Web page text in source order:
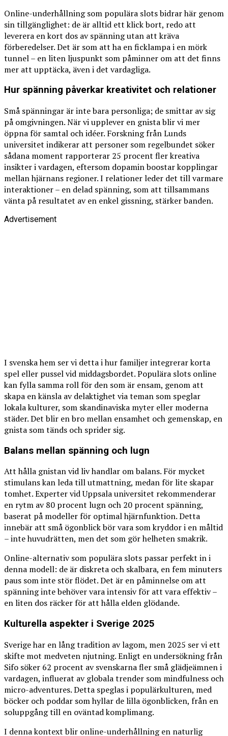
Online-underhållning som populära slots bidrar här genom
sin tillgänglighet: de är alltid ett klick bort, redo att
leverera en kort dos av spänning utan att kräva
förberedelser. Det är som att ha en ficklampa i en mörk
tunnel – en liten ljuspunkt som påminner om att det finns
mer att upptäcka, även i det vardagliga.
Hur spänning påverkar kreativitet och relationer
Små spänningar är inte bara personliga; de smittar av sig
på omgivningen. När vi upplever en gnista blir vi mer
öppna för samtal och idéer. Forskning från Lunds
universitet indikerar att personer som regelbundet söker
sådana moment rapporterar 25 procent fler kreativa
insikter i vardagen, eftersom dopamin boostar kopplingar
mellan hjärnans regioner. I relationer leder det till varmare
interaktioner – en delad spänning, som att tillsammans
vänta på resultatet av en enkel gissning, stärker banden.
Advertisement
I svenska hem ser vi detta i hur familjer integrerar korta
spel eller pussel vid middagsbordet. Populära slots online
kan fylla samma roll för den som är ensam, genom att
skapa en känsla av delaktighet via teman som speglar
lokala kulturer, som skandinaviska myter eller moderna
städer. Det blir en bro mellan ensamhet och gemenskap, en
gnista som tänds och sprider sig.
Balans mellan spänning och lugn
Att hålla gnistan vid liv handlar om balans. För mycket
stimulans kan leda till utmattning, medan för lite skapar
tomhet. Experter vid Uppsala universitet rekommenderar
en rytm av 80 procent lugn och 20 procent spänning,
baserat på modeller för optimal hjärnfunktion. Detta
innebär att små ögonblick bör vara som kryddor i en måltid
– inte huvudrätten, men det som gör helheten smakrik.
Online-alternativ som populära slots passar perfekt in i
denna modell: de är diskreta och skalbara, en fem minuters
paus som inte stör flödet. Det är en påminnelse om att
spänning inte behöver vara intensiv för att vara effektiv –
en liten dos räcker för att hålla elden glödande.
Kulturella aspekter i Sverige 2025
Sverige har en lång tradition av lagom, men 2025 ser vi ett
skifte mot medveten njutning. Enligt en undersökning från
Sifo söker 62 procent av svenskarna fler små glädjeämnen i
vardagen, influerat av globala trender som mindfulness och
micro-adventures. Detta speglas i populärkulturen, med
böcker och poddar som hyllar de lilla ögonblicken, från en
soluppgång till en oväntad komplimang.
I denna kontext blir online-underhållning en naturlig